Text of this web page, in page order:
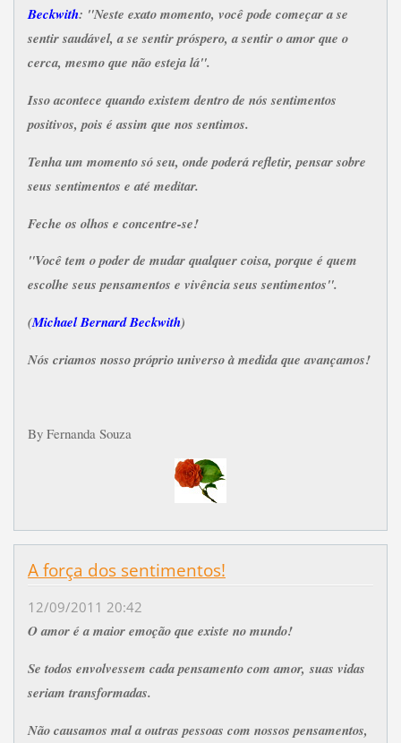
Beckwith: "Neste exato momento, você pode começar a se
sentir saudável, a se sentir próspero, a sentir o amor que o
cerca, mesmo que não esteja lá".
Isso acontece quando existem dentro de nós sentimentos
positivos, pois é assim que nos sentimos.
Tenha um momento só seu, onde poderá refletir, pensar sobre
seus sentimentos e até meditar.
Feche os olhos e concentre-se!
"Você tem o poder de mudar qualquer coisa, porque é quem
escolhe seus pensamentos e vivência seus sentimentos".
(Michael Bernard Beckwith)
Nós criamos nosso próprio universo à medida que avançamos!
By Fernanda Souza
A força dos sentimentos!
12/09/2011 20:42
O amor é a maior emoção que existe no mundo!
Se todos envolvessem cada pensamento com amor, suas vidas
seriam transformadas.
Não causamos mal a outras pessoas com nossos pensamentos,